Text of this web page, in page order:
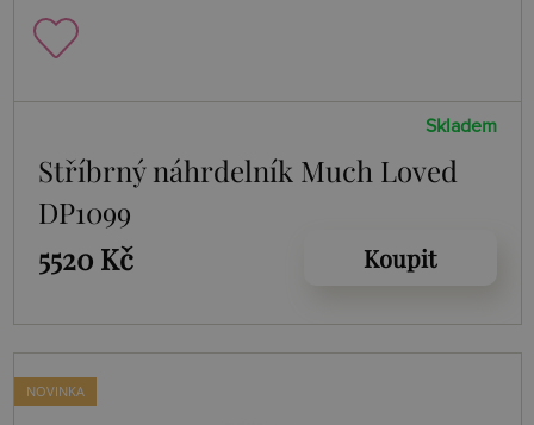
Skladem
Stříbrný náhrdelník Much Loved
DP1099
5520 Kč
Koupit
NOVINKA